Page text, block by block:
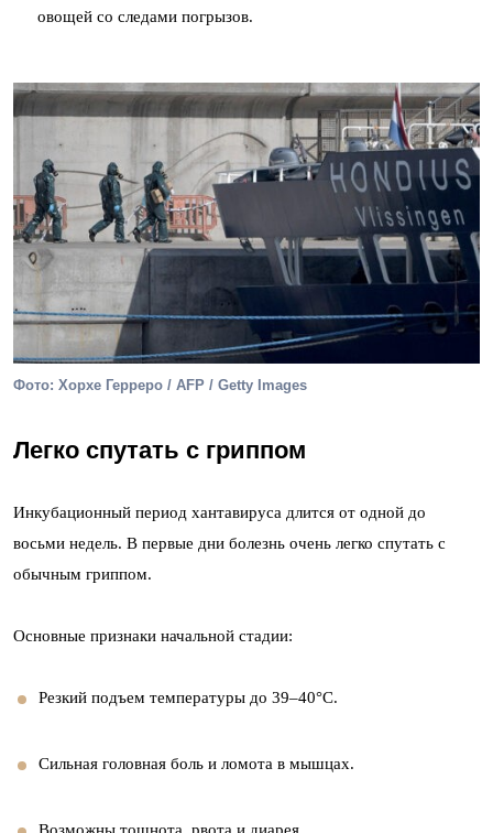
овощей со следами погрызов.
Фото: Хорхе Герреро / AFP / Getty Images
Легко спутать с гриппом
Инкубационный период хантавируса длится от одной до
восьми недель. В первые дни болезнь очень легко спутать с
обычным гриппом.
Основные признаки начальной стадии:
Резкий подъем температуры до 39–40°С.
Сильная головная боль и ломота в мышцах.
Возможны тошнота, рвота и диарея.